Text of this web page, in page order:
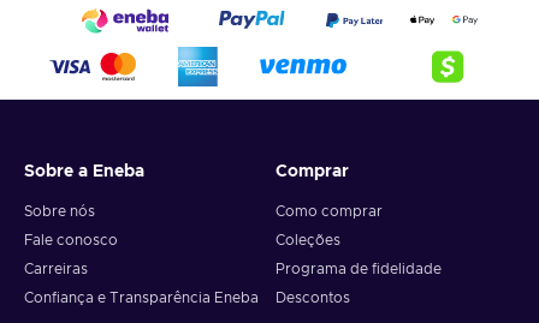
Sobre a Eneba
Sobre nós
Fale conosco
Carreiras
Confiança e Transparência Eneba
Comprar
Como comprar
Coleções
Programa de fidelidade
Descontos